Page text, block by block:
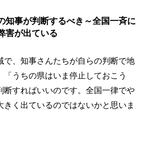
知事が判断するべき～全国一斉に
害が出ている
で、知事さんたちが自らの判断で地
うちの県はいま停止しておこう
断すればいいのです。全国一律でや
きく出ているのではないかと思いま